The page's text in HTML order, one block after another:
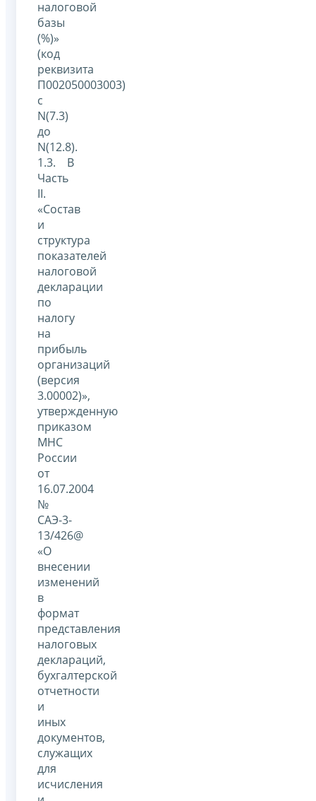
налоговой
базы
(%)»
(код
реквизита
П002050003003)
с
N(7.3)
до
N(12.8).
1.3. В
Часть
II.
«Состав
и
структура
показателей
налоговой
декларации
по
налогу
на
прибыль
организаций
(версия
3.00002)»,
утвержденную
приказом
МНС
России
от
16.07.2004
№
САЭ-3-
13/426@
«О
внесении
изменений
в
формат
представления
налоговых
деклараций,
бухгалтерской
отчетности
и
иных
документов,
служащих
для
исчисления